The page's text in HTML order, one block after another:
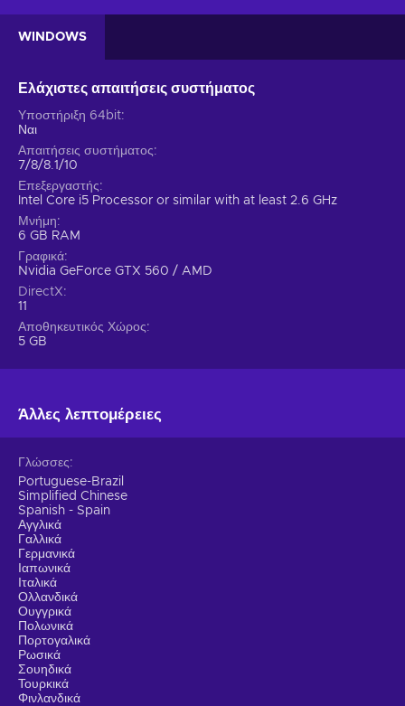
WINDOWS
Ελάχιστες απαιτήσεις συστήματος
Υποστήριξη 64bit
Ναι
Απαιτήσεις συστήματος
7/8/8.1/10
Επεξεργαστής
Intel Core i5 Processor or similar with at least 2.6 GHz
Μνήμη
6 GB RAM
Γραφικά
Nvidia GeForce GTX 560 / AMD
DirectX
11
Αποθηκευτικός Χώρος
5 GB
Άλλες λεπτομέρειες
Γλώσσες
Portuguese-Brazil
Simplified Chinese
Spanish - Spain
Αγγλικά
Γαλλικά
Γερμανικά
Ιαπωνικά
Ιταλικά
Ολλανδικά
Ουγγρικά
Πολωνικά
Πορτογαλικά
Ρωσικά
Σουηδικά
Τουρκικά
Φινλανδικά